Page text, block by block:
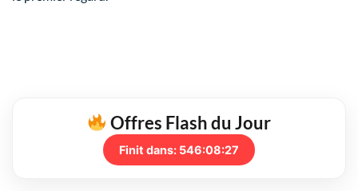
Offres Flash du Jour
Finit dans: 546:08:26